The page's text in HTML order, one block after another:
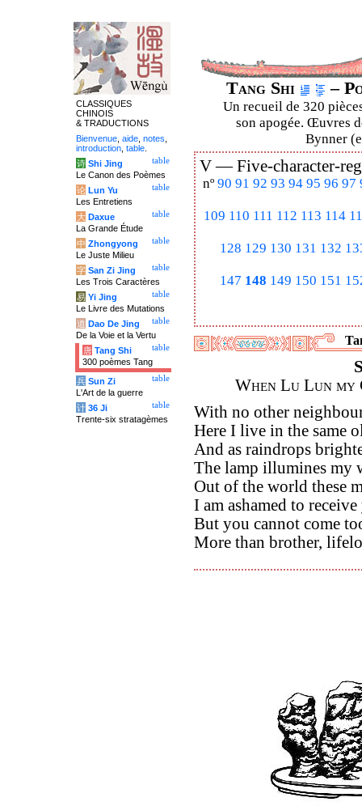
Tang Shi –
Un recueil de 320
son apogée. Œuvres
Bynner
V —Five-character-
nº 90 91 92 93 94 95 96 97
109 110 111 112 113 114
128 129 130 131 132
147 148 149 150 151
When Lu Lun my
With no other
Here I live in the same
And as raindrops
The lamp illumines my
Out of the world these
I am ashamed to
But you cannot come
More than brother,
CLASSIQUES
CHINOIS
& TRADUCTIONS
Bienvenue aide notes
introduction table
table
诗 Shi Jing
Le Canon des Poèmes
table
论 Lun Yu
Les Entretiens
table
大 Daxue
La Grande Étude
table
中 Zhongyong
Le Juste Milieu
table
字 San Zi Jing
Les Trois Caractères
table
易 Yi Jing
Le Livre des Mutations
table
道 Dao De Jing
De la Voie et la Vertu
table
唐 Tang Shi
300 poèmes Tang
table
兵 Sun Zi
L'Art de la guerre
table
计 36 Ji
Trente-six stratagèmes